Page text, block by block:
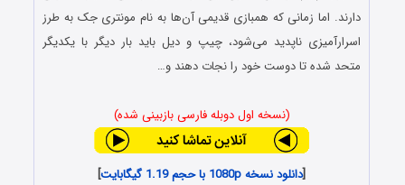
دارند. اما زمانی که همبازی قدیمی آن‌ها به نام مونتری جک به طرز
اسرارآمیزی ناپدید می‌شود، چیپ و دیل باید بار دیگر با یکدیگر
متحد شده تا دوست خود را نجات دهند و…
(نسخه اول دوبله فارسی بازبینی شده)
[دانلود نسخه 1080p با حجم 1.19 گیگابایت
]